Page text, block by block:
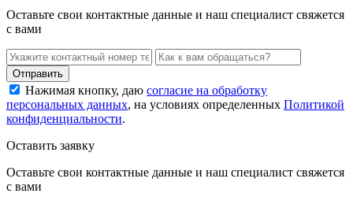
Оставьте свои контактные данные и наш специалист свяжется
с вами
Нажимая кнопку, даю согласие на обработку
персональных данных, на условиях определенных Политикой
конфиденциальности.
Оставить заявку
Оставьте свои контактные данные и наш специалист свяжется
с вами